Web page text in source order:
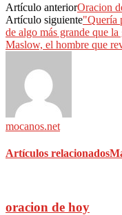
Artículo anteriorOracion
Artículo siguiente"Quería
de algo más grande que
Maslow, el hombre que
mocanos.net
Artículos relacionados
oracion de hoy